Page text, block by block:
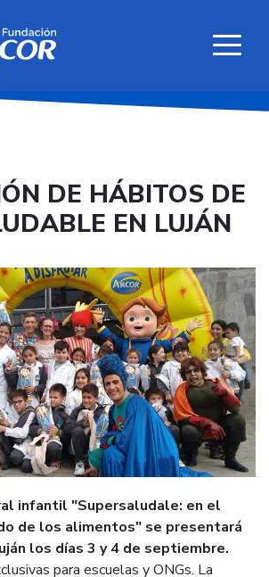
DE HÁBITOS DE
EN LUJÁN
infantil "Supersaludale: en el
de los alimentos" se presentará
los días 3 y 4 de septiembre.
para escuelas y ONGs. La